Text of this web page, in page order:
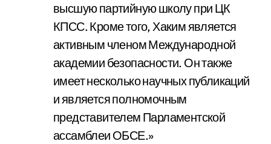
высшую партийную школу при ЦК
КПСС. Кроме того, Хаким является
активным членом Международной
академии безопасности. Он также
имеет несколько научных публикаций
и является полномочным
представителем Парламентской
ассамблеи ОБСЕ.»